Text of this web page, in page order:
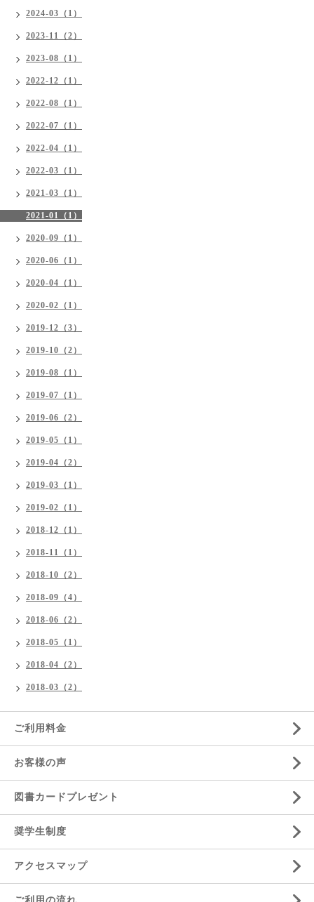
2024-03（1）
2023-11（2）
2023-08（1）
2022-12（1）
2022-08（1）
2022-07（1）
2022-04（1）
2022-03（1）
2021-03（1）
2021-01（1）
2020-09（1）
2020-06（1）
2020-04（1）
2020-02（1）
2019-12（3）
2019-10（2）
2019-08（1）
2019-07（1）
2019-06（2）
2019-05（1）
2019-04（2）
2019-03（1）
2019-02（1）
2018-12（1）
2018-11（1）
2018-10（2）
2018-09（4）
2018-06（2）
2018-05（1）
2018-04（2）
2018-03（2）
ご利用料金
お客様の声
図書カードプレゼント
奨学生制度
アクセスマップ